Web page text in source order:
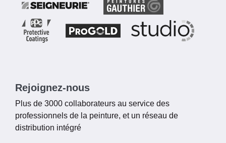
Rejoignez-nous
Plus de 3000 collaborateurs au service des
professionnels de la peinture, et un réseau de
distribution intégré